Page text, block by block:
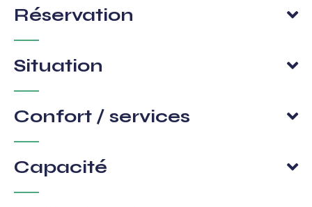
Réservation
Situation
Confort / services
Capacité